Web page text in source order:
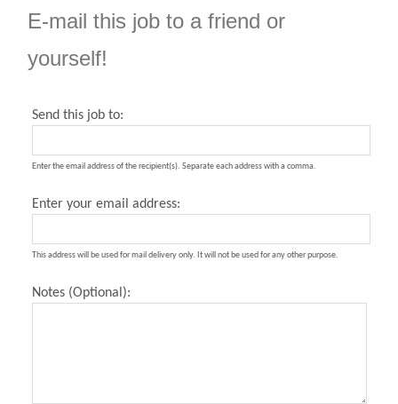
E-mail this job to a friend or
yourself!
Send this job to:
Enter the email address of the recipient(s). Separate each address with a comma.
Enter your email address:
This address will be used for mail delivery only. It will not be used for any other purpose.
Notes (Optional):